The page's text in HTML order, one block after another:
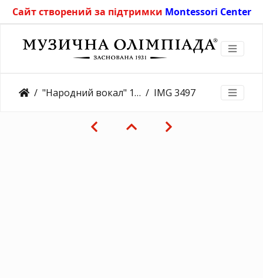
Сайт створений за підтримки Montessori Center
"Народний вокал" 10.11.2019 IMG 3497